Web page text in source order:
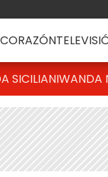
CORAZÓN
SICILIANIWANDA